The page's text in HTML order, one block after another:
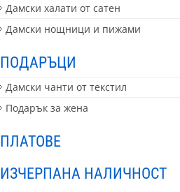
Дамски халати от сатен
Дамски нощници и пижами
ПОДАРЪЦИ
Дамски чанти от текстил
Подарък за жена
ПЛАТОВЕ
ИЗЧЕРПАНА НАЛИЧНОСТ